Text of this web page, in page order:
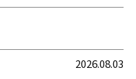
2026.08.03